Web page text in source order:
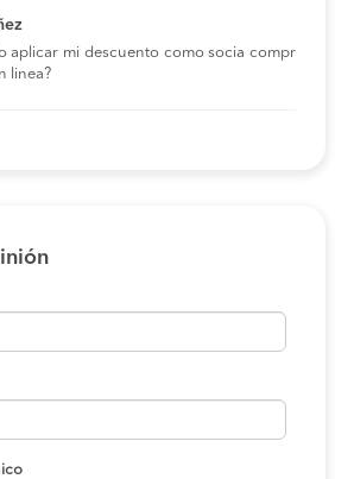
aplicar mi descuento como socia compr
linea?